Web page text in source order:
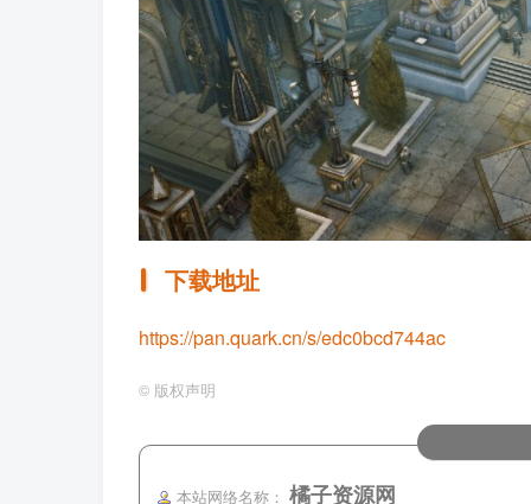
下载地址
https://pan.quark.cn/s/edc0bcd744ac
© 版权声明
本站网络名称： 橘子资源网